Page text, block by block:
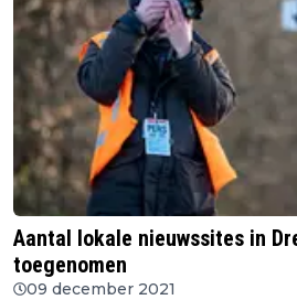
Aantal lokale nieuwssites in
toegenomen
09 december 2021